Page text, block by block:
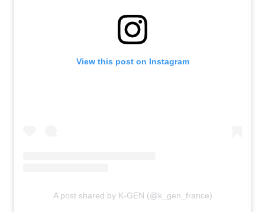
View this post on Instagram
A post shared by K-GEN (@k_gen_france)